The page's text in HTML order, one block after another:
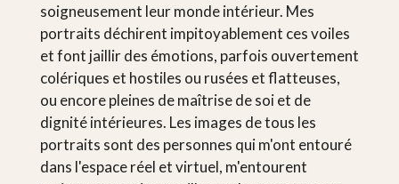
soigneusement leur monde intérieur. Mes
portraits déchirent impitoyablement ces voiles
et font jaillir des émotions, parfois ouvertement
colériques et hostiles ou rusées et flatteuses,
ou encore pleines de maîtrise de soi et de
dignité intérieures. Les images de tous les
portraits sont des personnes qui m'ont entouré
dans l'espace réel et virtuel, m'entourent